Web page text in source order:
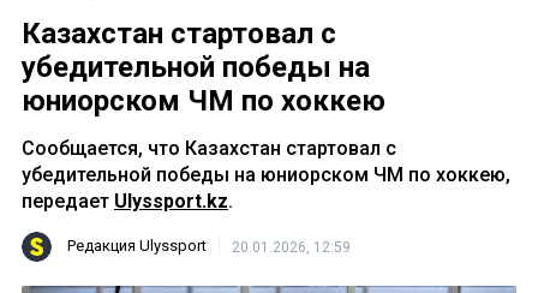
Казахстан стартовал с
убедительной победы на
юниорском ЧМ по хоккею
Сообщается, что Казахстан стартовал с
убедительной победы на юниорском ЧМ по хоккею,
передает Ulyssport.kz.
Редакция Ulyssport 20.01.2026, 12:59